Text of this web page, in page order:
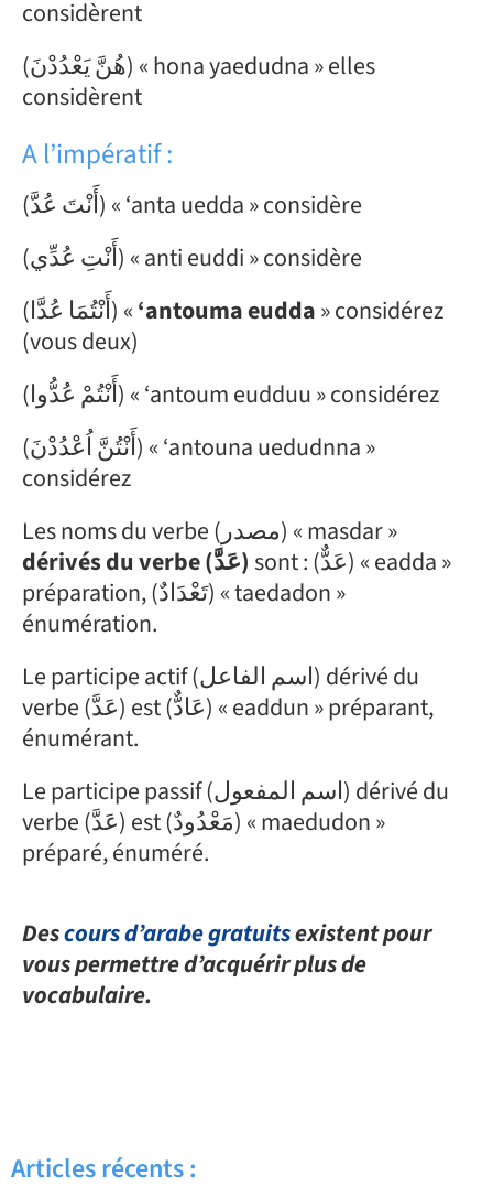
considèrent
(هُنَّ يَعْدُدْنَ) « hona yaedudna » elles
considèrent
A l’impératif :
(أَنْتَ عُدَّ) « ‘anta uedda »considère
(أَنْتِ عُدِّي) « anti euddi » considère
(أَنْتُمَا عُدَّا) «‘antouma eudda» considérez
(vous deux)
(أَنْتُمْ عُدُّوا) « ‘antoum eudduu » considérez
(أَنْتُنَّ اُعْدُدْنَ) « ‘antouna uedudnna »
considérez
Les noms du verbe (مصدر) « masdar »
dérivés du verbe (عَدَّ)sont : (عَدٌّ) « eadda »
préparation, (تَعْدَادٌ) « taedadon »
énumération.
Le participe actif (اسم الفاعل) dérivé du
verbe (عَدَّ) est (عَادٌّ) « eaddun » préparant,
énumérant.
Le participe passif (اسم المفعول) dérivé du
verbe (عَدَّ) est (مَعْدُودٌ) « maedudon »
préparé, énuméré.
Descours d’arabe gratuitsexistent pour
vous permettre d’acquérir plus de
vocabulaire.
Articles récents :